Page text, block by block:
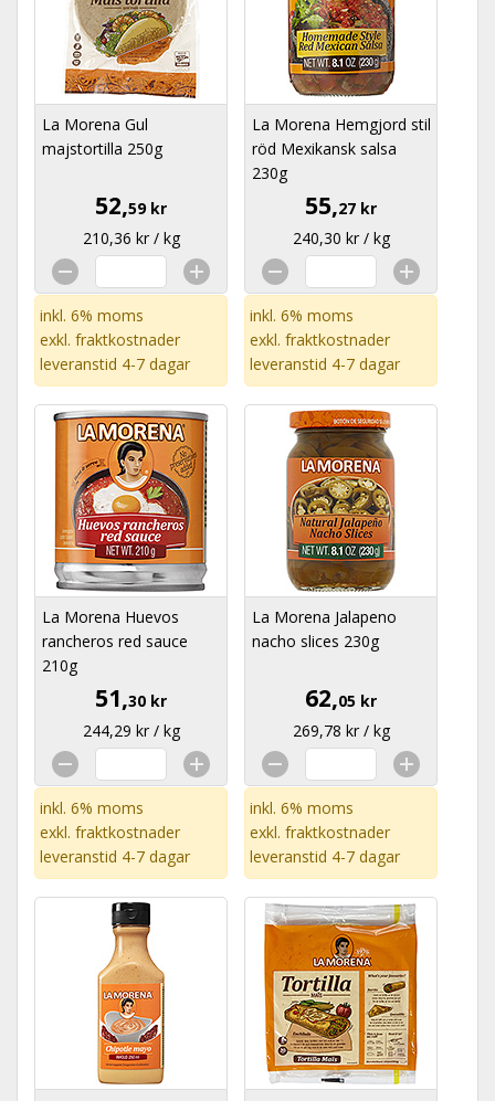
La Morena Gul
majstortilla 250g
52,59 kr
210,36 kr / kg
inkl. 6% moms
exkl. fraktkostnader
leveranstid 4-7 dagar
La Morena Hemgjord stil
röd Mexikansk salsa
230g
55,27 kr
240,30 kr / kg
inkl. 6% moms
exkl. fraktkostnader
leveranstid 4-7 dagar
La Morena Huevos
rancheros red sauce
210g
51,30 kr
244,29 kr / kg
inkl. 6% moms
exkl. fraktkostnader
leveranstid 4-7 dagar
La Morena Jalapeno
nacho slices 230g
62,05 kr
269,78 kr / kg
inkl. 6% moms
exkl. fraktkostnader
leveranstid 4-7 dagar